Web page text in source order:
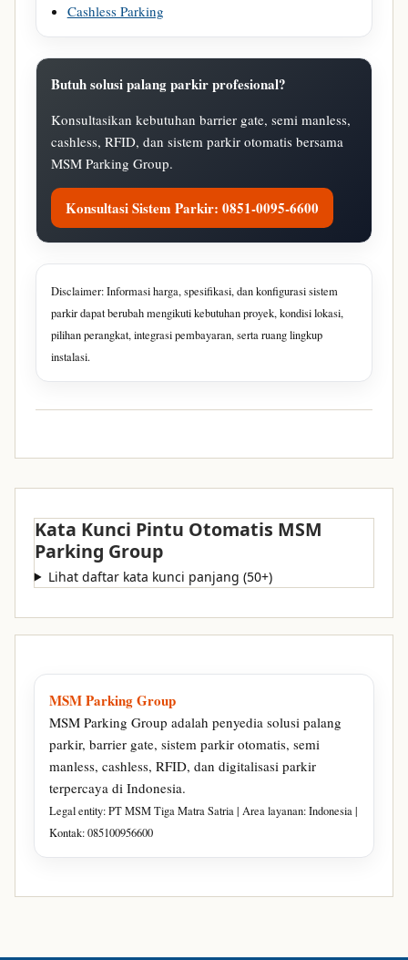
Cashless Parking
Butuh solusi palang parkir profesional?
Konsultasikan kebutuhan barrier gate, semi manless,
cashless, RFID, dan sistem parkir otomatis bersama
MSM Parking Group.
Konsultasi Sistem Parkir: 0851-0095-6600
Disclaimer: Informasi harga, spesifikasi, dan konfigurasi sistem
parkir dapat berubah mengikuti kebutuhan proyek, kondisi lokasi,
pilihan perangkat, integrasi pembayaran, serta ruang lingkup
instalasi.
Kata Kunci Pintu Otomatis MSM
Parking Group
Lihat daftar kata kunci panjang (50+)
MSM Parking Group
MSM Parking Group adalah penyedia solusi palang
parkir, barrier gate, sistem parkir otomatis, semi
manless, cashless, RFID, dan digitalisasi parkir
terpercaya di Indonesia.
Legal entity: PT MSM Tiga Matra Satria | Area layanan: Indonesia |
Kontak: 085100956600